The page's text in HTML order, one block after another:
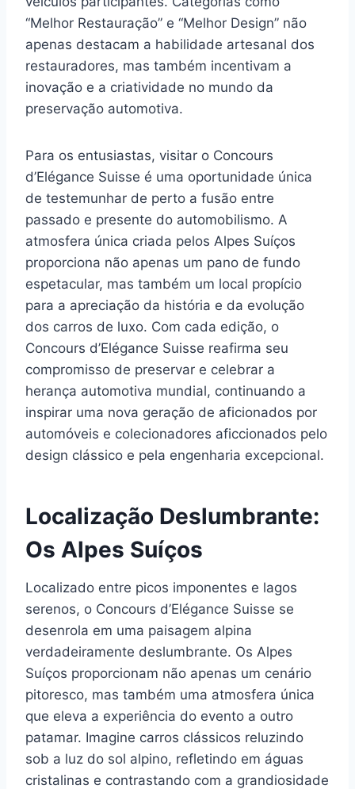
“Melhor Restauração” e “Melhor Design” não
apenas destacam a habilidade artesanal dos
restauradores, mas também incentivam a
inovação e a criatividade no mundo da
preservação automotiva.
Para os entusiastas, visitar o Concours
d’Elégance Suisse é uma oportunidade única
de testemunhar de perto a fusão entre
passado e presente do automobilismo. A
atmosfera única criada pelos Alpes Suíços
proporciona não apenas um pano de fundo
espetacular, mas também um local propício
para a apreciação da história e da evolução
dos carros de luxo. Com cada edição, o
Concours d’Elégance Suisse reafirma seu
compromisso de preservar e celebrar a
herança automotiva mundial, continuando a
inspirar uma nova geração de aficionados por
automóveis e colecionadores aficcionados pelo
design clássico e pela engenharia excepcional.
Localização Deslumbrante:
Os Alpes Suíços
Localizado entre picos imponentes e lagos
serenos, o Concours d’Elégance Suisse se
desenrola em uma paisagem alpina
verdadeiramente deslumbrante. Os Alpes
Suíços proporcionam não apenas um cenário
pitoresco, mas também uma atmosfera única
que eleva a experiência do evento a outro
patamar. Imagine carros clássicos reluzindo
sob a luz do sol alpino, refletindo em águas
cristalinas e contrastando com a grandiosidade